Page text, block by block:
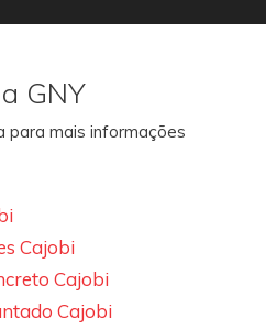
GNY
para mais informações
Cajobi
Cajobi
Cajobi